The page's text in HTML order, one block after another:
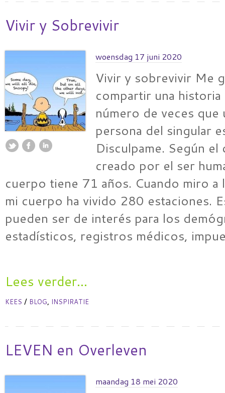
Vivir y Sobrevivir
woensdag 17 juni 2020
Vivir y sobrevivir Me
compartir una historia
número de veces que
persona del singular
Disculpame. Según
creado por el ser
cuerpo tiene 71 años. Cuando miro a
mi cuerpo ha vivido 280 estaciones.
pueden ser de interés para los
estadísticos, registros médicos,
Lees verder...
KEES / BLOG, INSPIRATIE
LEVEN en Overleven
maandag 18 mei 2020